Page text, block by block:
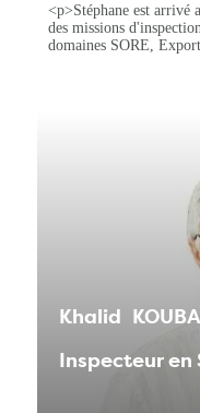
<p>Stéphane est arrivé
des missions
domaines SORE,
Khalid
Inspecteur en